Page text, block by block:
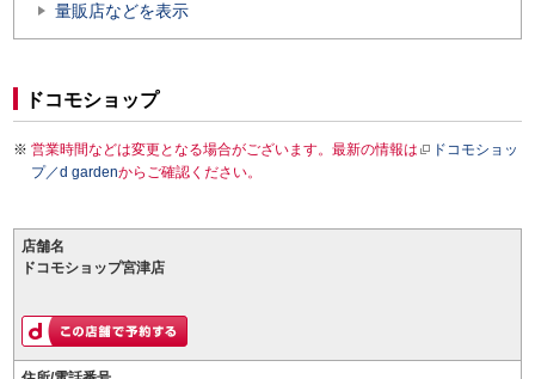
量販店などを表示
ドコモショップ
営業時間などは変更となる場合がございます。最新の情報は
ドコモショッ
プ／d gardenからご確認ください。
店舗名
ドコモショップ宮津店